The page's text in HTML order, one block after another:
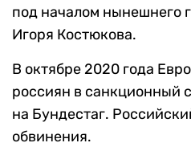
под началом нынешнего
Игоря Костюкова.
В октябре 2020 года
россиян в санкционный
на Бундестаг.
обвинения.